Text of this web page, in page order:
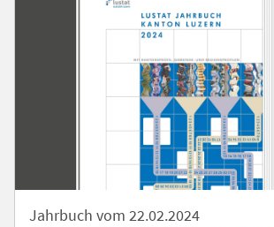
Jahrbuch vom 22.02.2024